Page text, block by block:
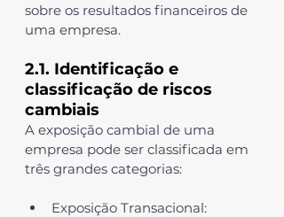
sobre os resultados financeiros de
uma empresa.
2.1. Identificação e
classificação de riscos
cambiais
A exposição cambial de uma
empresa pode ser classificada em
três grandes categorias:
Exposição Transacional: